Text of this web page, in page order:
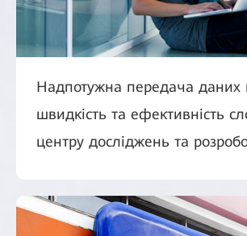
Надпотужна передача даних
швидкість та ефективність
центру досліджень та